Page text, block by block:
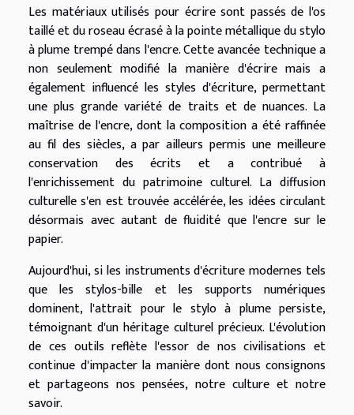
Les matériaux utilisés pour écrire sont passés de l'os
taillé et du roseau écrasé à la pointe métallique du stylo
à plume trempé dans l'encre. Cette avancée technique a
non seulement modifié la manière d'écrire mais a
également influencé les styles d'écriture, permettant
une plus grande variété de traits et de nuances. La
maîtrise de l'encre, dont la composition a été raffinée
au fil des siècles, a par ailleurs permis une meilleure
conservation des écrits et a contribué à
l'enrichissement du patrimoine culturel. La diffusion
culturelle s'en est trouvée accélérée, les idées circulant
désormais avec autant de fluidité que l'encre sur le
papier.
Aujourd'hui, si les instruments d'écriture modernes tels
que les stylos-bille et les supports numériques
dominent, l'attrait pour le stylo à plume persiste,
témoignant d'un héritage culturel précieux. L'évolution
de ces outils reflète l'essor de nos civilisations et
continue d'impacter la manière dont nous consignons
et partageons nos pensées, notre culture et notre
savoir.